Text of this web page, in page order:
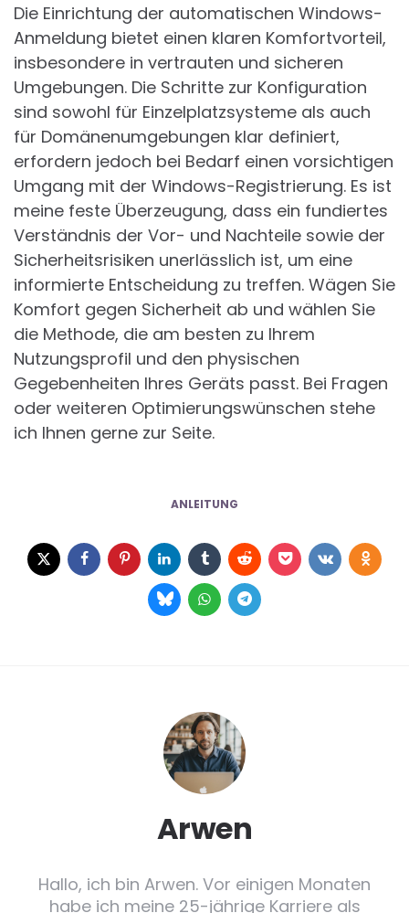
Die Einrichtung der automatischen Windows-
Anmeldung bietet einen klaren Komfortvorteil,
insbesondere in vertrauten und sicheren
Umgebungen. Die Schritte zur Konfiguration
sind sowohl für Einzelplatzsysteme als auch
für Domänenumgebungen klar definiert,
erfordern jedoch bei Bedarf einen vorsichtigen
Umgang mit der Windows-Registrierung. Es ist
meine feste Überzeugung, dass ein fundiertes
Verständnis der Vor- und Nachteile sowie der
Sicherheitsrisiken unerlässlich ist, um eine
informierte Entscheidung zu treffen. Wägen Sie
Komfort gegen Sicherheit ab und wählen Sie
die Methode, die am besten zu Ihrem
Nutzungsprofil und den physischen
Gegebenheiten Ihres Geräts passt. Bei Fragen
oder weiteren Optimierungswünschen stehe
ich Ihnen gerne zur Seite.
ANLEITUNG
Arwen
Hallo, ich bin Arwen. Vor einigen Monaten
habe ich meine 25-jährige Karriere als